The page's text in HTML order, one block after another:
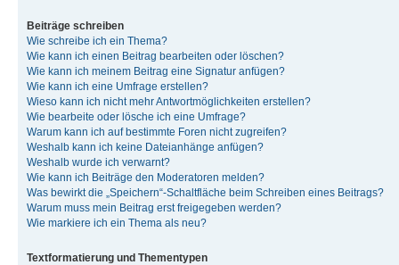
Beiträge schreiben
Wie schreibe ich ein Thema?
Wie kann ich einen Beitrag bearbeiten oder löschen?
Wie kann ich meinem Beitrag eine Signatur anfügen?
Wie kann ich eine Umfrage erstellen?
Wieso kann ich nicht mehr Antwortmöglichkeiten erstellen?
Wie bearbeite oder lösche ich eine Umfrage?
Warum kann ich auf bestimmte Foren nicht zugreifen?
Weshalb kann ich keine Dateianhänge anfügen?
Weshalb wurde ich verwarnt?
Wie kann ich Beiträge den Moderatoren melden?
Was bewirkt die „Speichern“-Schaltfläche beim Schreiben eines Beitrags?
Warum muss mein Beitrag erst freigegeben werden?
Wie markiere ich ein Thema als neu?
Textformatierung und Thementypen